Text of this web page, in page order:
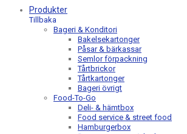
Produkter
Tillbaka
Bageri & Konditori
Bakelsekartonger
Påsar & bärkassar
Semlor förpackning
Tårtbrickor
Tårtkartonger
Bageri övrigt
Food-To-Go
Deli- & hämtbox
Food service & street food
Hamburgerbox